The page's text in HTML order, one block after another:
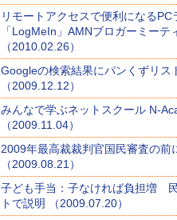
リモートアクセスで便利になるPC
「LogMeIn」AMNブロガーミーテ
（2010.02.26）
Googleの検索結果にパンくずリス
（2009.12.12）
みんなで学ぶネットスクール N-
（2009.11.04）
2009年最高裁裁判官国民審査の前
（2009.08.21）
子ども手当：子なければ負担増
トで説明 （2009.07.20）